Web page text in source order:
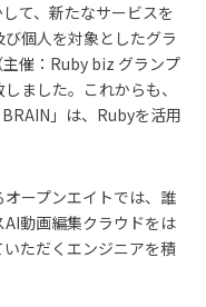
て、新たなサービスを
個人を対象としたグラ
催：Ruby biz グランプ
ました。これからも、
」は、Rubyを活用
ープンエイトでは、誰
動画編集クラウドをは
ただくエンジニアを積